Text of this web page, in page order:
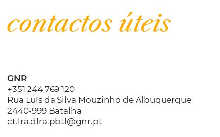
contactos úteis
GNR
+351 244 769 120
Rua Luís da Silva Mouzinho de Albuquerque
2440-999 Batalha
ct.lra.dlra.pbtl@gnr.pt